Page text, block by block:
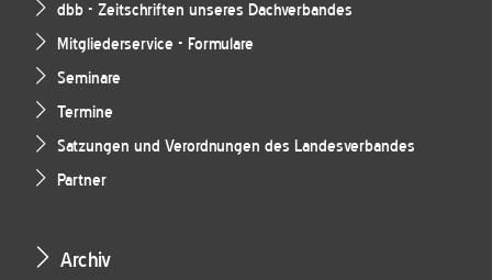
dbb - Zeitschriften unseres Dachverbandes
Mitgliederservice - Formulare
Seminare
Termine
Satzungen und Verordnungen des Landesverbandes
Partner
Archiv